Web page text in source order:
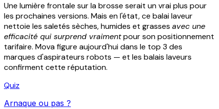
Une lumière frontale sur la brosse serait un vrai plus pour
les prochaines versions. Mais en l'état, ce balai laveur
nettoie les saletés sèches, humides et grasses avec une
efficacité qui surprend vraimentpour son positionnement
tarifaire. Mova figure aujourd'hui dans le top 3 des
marques d'aspirateurs robots — et les balais laveurs
confirment cette réputation.
Quiz
Arnaque ou pas ?